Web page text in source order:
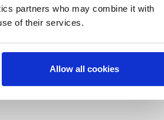
partners who may combine it with
of their services.
Allow all cookies